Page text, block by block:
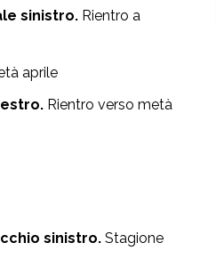
sinistro. Rientro a
aprile
Rientro verso metà
sinistro. Stagione